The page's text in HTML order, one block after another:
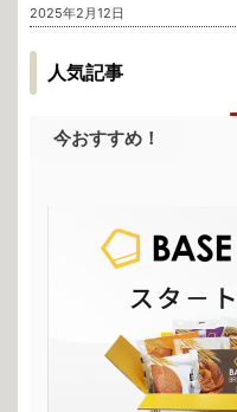
2025年2月12日
人気記事
今おすすめ！